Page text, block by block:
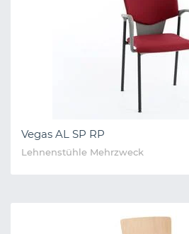
Vegas AL SP RP
Lehnenstühle Mehrzweck